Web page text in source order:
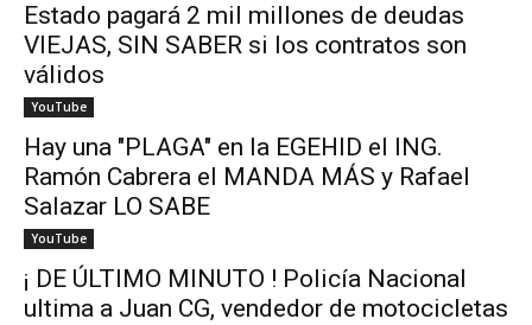
Estado pagará 2 mil millones de deudas
VIEJAS, SIN SABER si los contratos son
válidos
YouTube
Hay una "PLAGA" en la EGEHID el ING.
Ramón Cabrera el MANDA MÁS y Rafael
Salazar LO SABE
YouTube
¡ DE ÚLTIMO MINUTO ! Policía Nacional
ultima a Juan CG, vendedor de motocicletas